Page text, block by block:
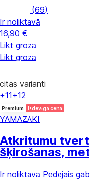
(69)
Ir noliktavā
16,90 €
Likt grozā
Likt grozā
citas varianti
+11+12
Premium Izdevīga cena
YAMAZAKI
Atkritumu
šķirošanas,
Ir noliktavā Pēdējais